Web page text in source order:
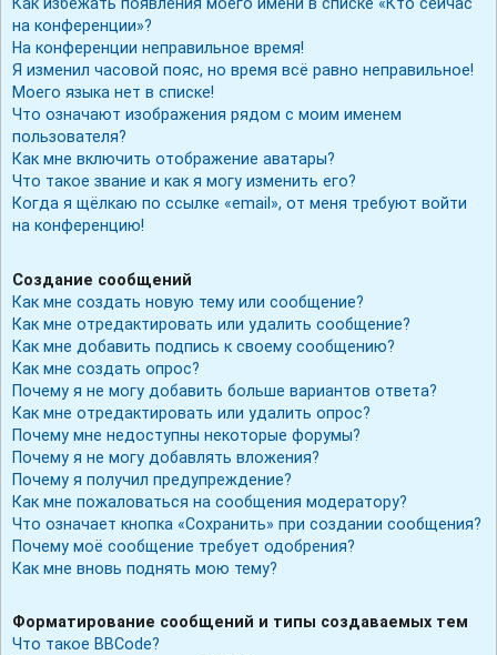
на конференции»?
На конференции неправильное время!
Я изменил часовой пояс, но время всё равно неправильное!
Моего языка нет в списке!
Что означают изображения рядом с моим именем
пользователя?
Как мне включить отображение аватары?
Что такое звание и как я могу изменить его?
Когда я щёлкаю по ссылке «email», от меня требуют войти
на конференцию!
Создание сообщений
Как мне создать новую тему или сообщение?
Как мне отредактировать или удалить сообщение?
Как мне добавить подпись к своему сообщению?
Как мне создать опрос?
Почему я не могу добавить больше вариантов ответа?
Как мне отредактировать или удалить опрос?
Почему мне недоступны некоторые форумы?
Почему я не могу добавлять вложения?
Почему я получил предупреждение?
Как мне пожаловаться на сообщения модератору?
Что означает кнопка «Сохранить» при создании сообщения?
Почему моё сообщение требует одобрения?
Как мне вновь поднять мою тему?
Форматирование сообщений и типы создаваемых тем
Что такое BBCode?